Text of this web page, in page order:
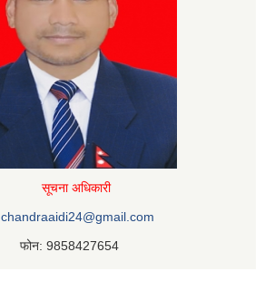
सूचना अधिकारी
chandraaidi24@gmail.com
फोन: 9858427654